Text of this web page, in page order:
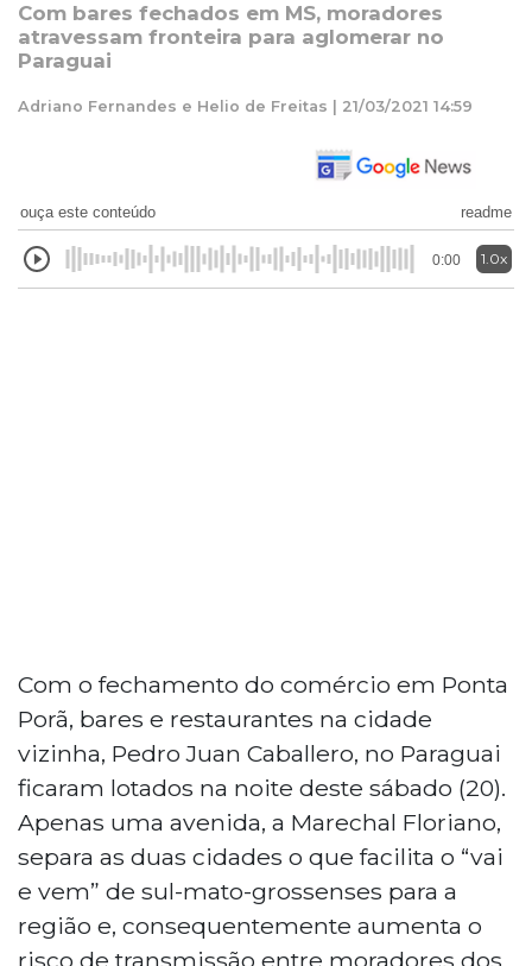
Com bares fechados em MS, moradores
atravessam fronteira para aglomerar no
Paraguai
Adriano Fernandes e Helio de Freitas | 21/03/2021 14:59
ouça este conteúdo readme
0:00 1.0x
Com o fechamento do comércio em Ponta
Porã, bares e restaurantes na cidade
vizinha, Pedro Juan Caballero, no Paraguai
ficaram lotados na noite deste sábado (20).
Apenas uma avenida, a Marechal Floriano,
separa as duas cidades o que facilita o “vai
e vem” de sul-mato-grossenses para a
região e, consequentemente aumenta o
risco de transmissão entre moradores dos